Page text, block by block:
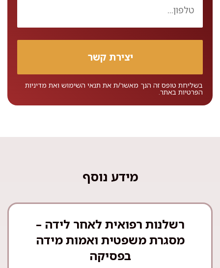
בשליחת טופס זה הנך מאשר/ת את תנאי השימוש ואת מדיניות
הפרטיות באתר.
מידע נוסף
רשלנות רפואית לאחר לידה –
מסגרת משפטית ואמות מידה
בפסיקה